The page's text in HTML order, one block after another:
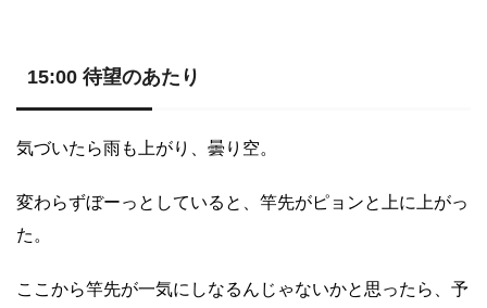
15:00 待望のあたり
気づいたら雨も上がり、曇り空。
変わらずぼーっとしていると、竿先がピョンと上に上がっ
た。
ここから竿先が一気にしなるんじゃないかと思ったら、予